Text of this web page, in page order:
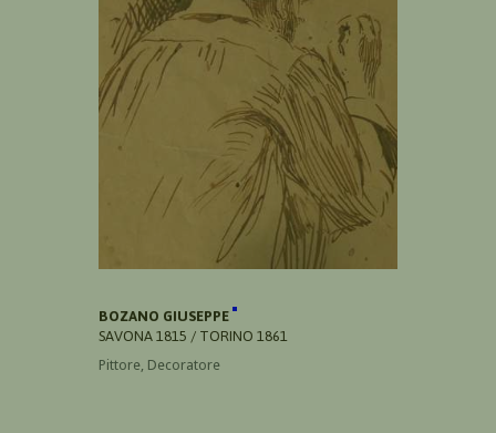
BOZANO GIUSEPPE
SAVONA 1815 / TORINO 1861
Pittore, Decoratore